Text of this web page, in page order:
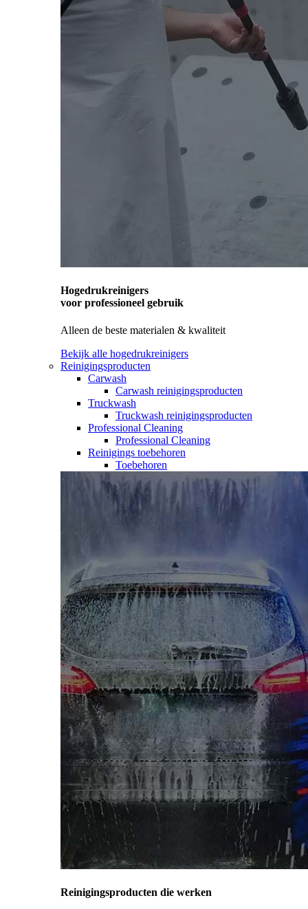
Hogedrukreinigers
voor professioneel gebruik
Alleen de beste materialen & kwaliteit
Bekijk alle hogedrukreinigers
Reinigingsproducten
Carwash
Carwash reinigingsproducten
Truckwash
Truckwash reinigingsproducten
Professional Cleaning
Professional Cleaning
Reinigings toebehoren
Toebehoren
Reinigingsproducten die werken